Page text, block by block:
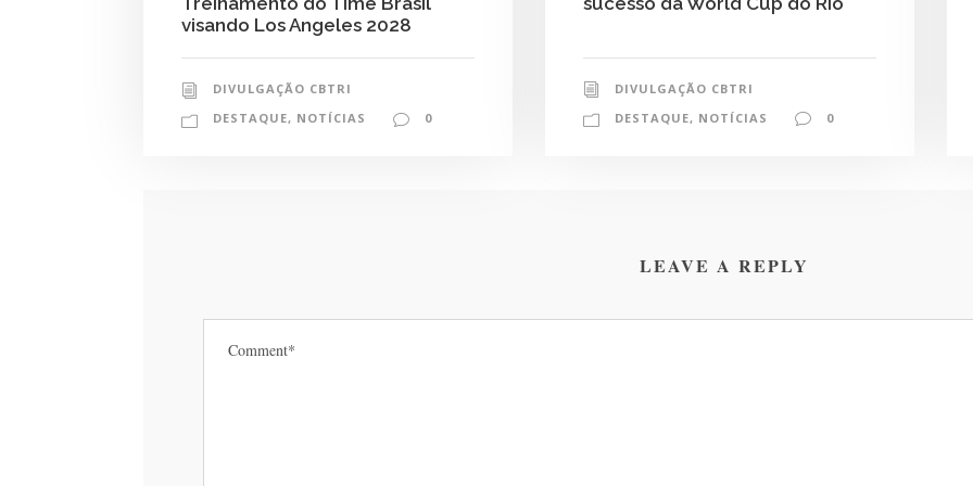
visando Los Angeles 2028
DIVULGAÇÃO CBTRI
DESTAQUE, NOTÍCIAS 0
DIVULGAÇÃO CBTRI
DESTAQUE, NOTÍCIAS 0
LEAVE A REPLY